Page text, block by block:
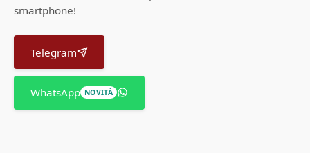
smartphone!
Telegram
WhatsApp NOVITÀ